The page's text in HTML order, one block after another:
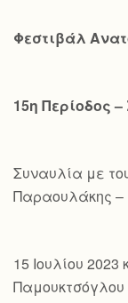
Φεστιβάλ
15η Περίοδος
Συναυλία με
Παραουλάκης
15 Ιουλίου